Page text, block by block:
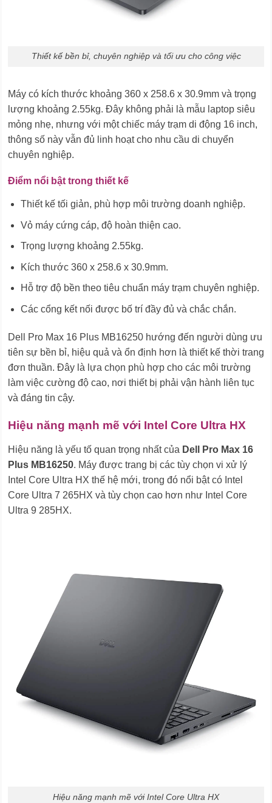
Thiết kế bền bỉ, chuyên nghiệp và tối ưu cho công việc
Máy có kích thước khoảng 360 x 258.6 x 30.9mm và trọng
lượng khoảng 2.55kg. Đây không phải là mẫu laptop siêu
mỏng nhẹ, nhưng với một chiếc máy trạm di động 16 inch,
thông số này vẫn đủ linh hoạt cho nhu cầu di chuyển
chuyên nghiệp.
Điểm nổi bật trong thiết kế
Thiết kế tối giản, phù hợp môi trường doanh nghiệp.
Vỏ máy cứng cáp, độ hoàn thiện cao.
Trọng lượng khoảng 2.55kg.
Kích thước 360 x 258.6 x 30.9mm.
Hỗ trợ độ bền theo tiêu chuẩn máy trạm chuyên nghiệp.
Các cổng kết nối được bố trí đầy đủ và chắc chắn.
Dell Pro Max 16 Plus MB16250 hướng đến người dùng ưu
tiên sự bền bỉ, hiệu quả và ổn định hơn là thiết kế thời trang
đơn thuần. Đây là lựa chọn phù hợp cho các môi trường
làm việc cường độ cao, nơi thiết bị phải vận hành liên tục
và đáng tin cậy.
Hiệu năng mạnh mẽ với Intel Core Ultra HX
Hiệu năng là yếu tố quan trọng nhất của Dell Pro Max 16
Plus MB16250. Máy được trang bị các tùy chọn vi xử lý
Intel Core Ultra HX thế hệ mới, trong đó nổi bật có Intel
Core Ultra 7 265HX và tùy chọn cao hơn như Intel Core
Ultra 9 285HX.
Hiệu năng mạnh mẽ với Intel Core Ultra HX